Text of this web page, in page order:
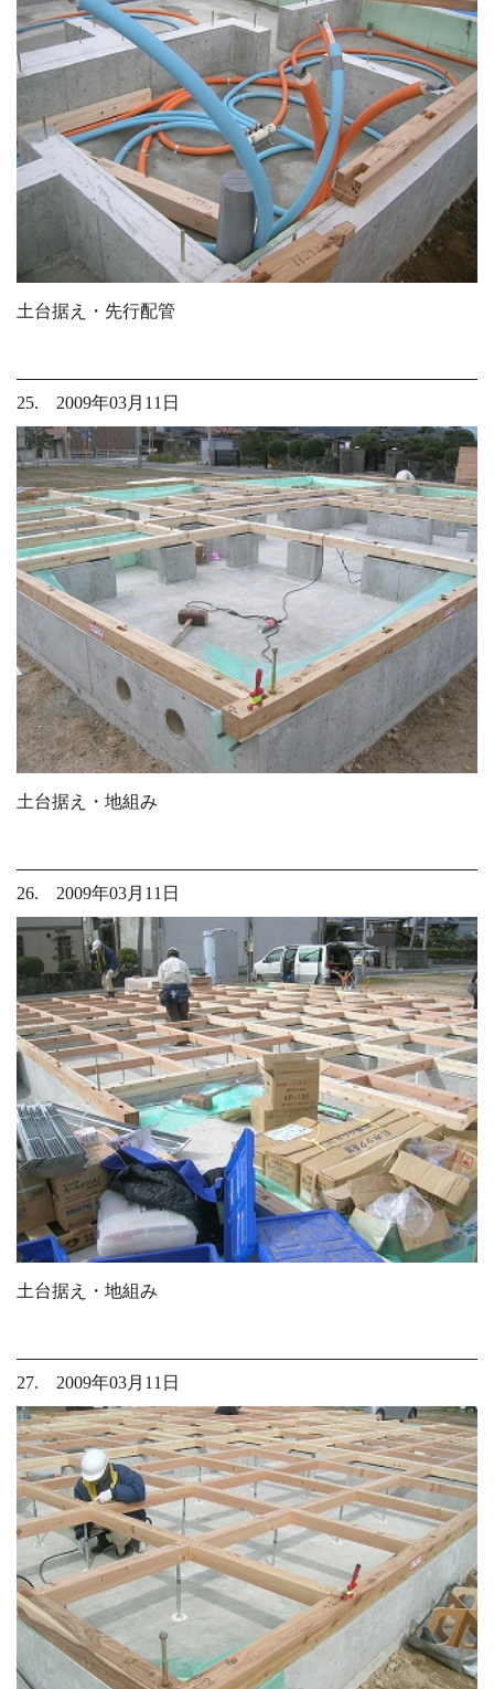
土台据え・先行配管
25. 2009年03月11日
土台据え・地組み
26. 2009年03月11日
土台据え・地組み
27. 2009年03月11日